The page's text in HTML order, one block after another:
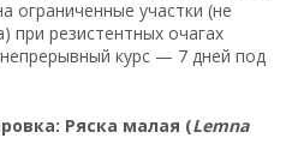
ограниченные участки (не
при резистентных очагах
курс — 7 дней под
Ряска малая (Lemna